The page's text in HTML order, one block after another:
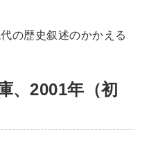
の歴史叙述のかかえる
、2001年（初